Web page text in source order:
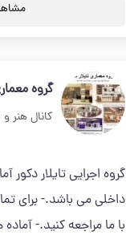
گروه
کانال هنر
گروه اجرایی تایلار دکور
داخلی می باشد.- برای
با ما مراجعه کنید.-